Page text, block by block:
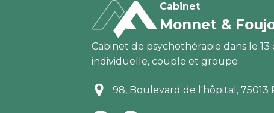
Cabinet
Monnet &
Cabinet de psychothérapie dans le
individuelle, couple et groupe
98, Boulevard de l'hôpital, 75013